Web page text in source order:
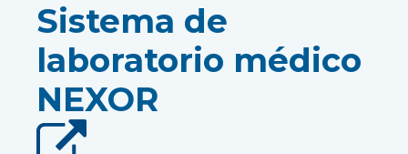
Sistema de
laboratorio médico
NEXOR